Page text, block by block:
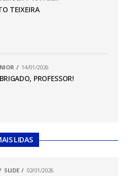
TEIXEIRA
14/01/2026
PROFESSOR!
LIDAS
SLIDE 02/01/2026